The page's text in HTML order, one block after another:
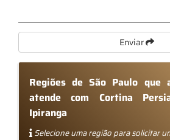
Enviar
Regiões de São Paulo que
atende com Cortina
Ipiranga
Selecione uma região para solicitar